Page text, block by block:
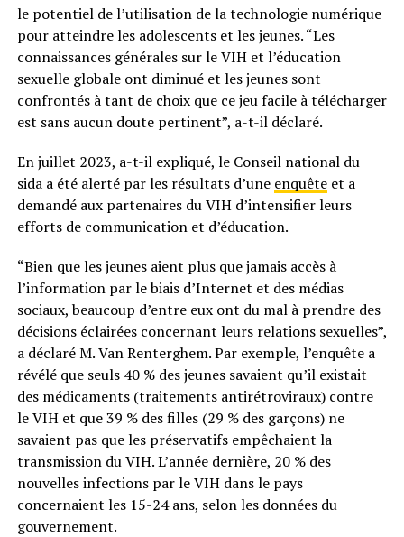
le potentiel de l’utilisation de la technologie numérique
pour atteindre les adolescents et les jeunes. “Les
connaissances générales sur le VIH et l’éducation
sexuelle globale ont diminué et les jeunes sont
confrontés à tant de choix que ce jeu facile à télécharger
est sans aucun doute pertinent”, a-t-il déclaré.
En juillet 2023, a-t-il expliqué, le Conseil national du
sida a été alerté par les résultats d’une enquêteet a
demandé aux partenaires du VIH d’intensifier leurs
efforts de communication et d’éducation.
“Bien que les jeunes aient plus que jamais accès à
l’information par le biais d’Internet et des médias
sociaux, beaucoup d’entre eux ont du mal à prendre des
décisions éclairées concernant leurs relations sexuelles”,
a déclaré M. Van Renterghem. Par exemple, l’enquête a
révélé que seuls 40 % des jeunes savaient qu’il existait
des médicaments (traitements antirétroviraux) contre
le VIH et que 39 % des filles (29 % des garçons) ne
savaient pas que les préservatifs empêchaient la
transmission du VIH. L’année dernière, 20 % des
nouvelles infections par le VIH dans le pays
concernaient les 15-24 ans, selon les données du
gouvernement.